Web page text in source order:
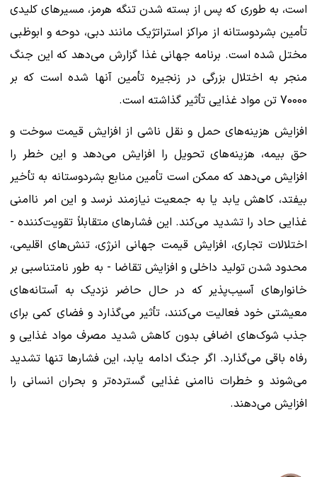
است، به طوری که پس از بسته شدن تنگه هرمز، مسیرهای کلیدی
تأمین بشردوستانه از مراکز استراتژیک مانند دبی، دوحه و ابوظبی
مختل شده است. برنامه جهانی غذا گزارش می‌دهد که این جنگ
منجر به اختلال بزرگی در زنجیره تأمین آنها شده است که بر
70000 تن مواد غذایی تأثیر گذاشته است.
افزایش هزینه‌های حمل و نقل ناشی از افزایش قیمت سوخت و
حق بیمه، هزینه‌های تحویل را افزایش می‌دهد و این خطر را
افزایش می‌دهد که ممکن است تأمین منابع بشردوستانه به تأخیر
بیفتد، کاهش یابد یا به جمعیت نیازمند نرسد و این امر ناامنی
غذایی حاد را تشدید می‌کند. این فشارهای متقابلاً تقویت‌کننده -
اختلالات تجاری، افزایش قیمت جهانی انرژی، تنش‌های اقلیمی،
محدود شدن تولید داخلی و افزایش تقاضا - به طور نامتناسبی بر
خانوارهای آسیب‌پذیر که در حال حاضر نزدیک به آستانه‌های
معیشتی خود فعالیت می‌کنند، تأثیر می‌گذارد و فضای کمی برای
جذب شوک‌های اضافی بدون کاهش شدید مصرف مواد غذایی و
رفاه باقی می‌گذارد. اگر جنگ ادامه یابد، این فشارها تنها تشدید
می‌شوند و خطرات ناامنی غذایی گسترده‌تر و بحران انسانی را
افزایش می‌دهند.